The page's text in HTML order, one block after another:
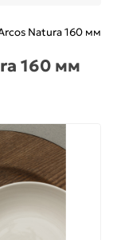
Natura 160 мм
160 мм